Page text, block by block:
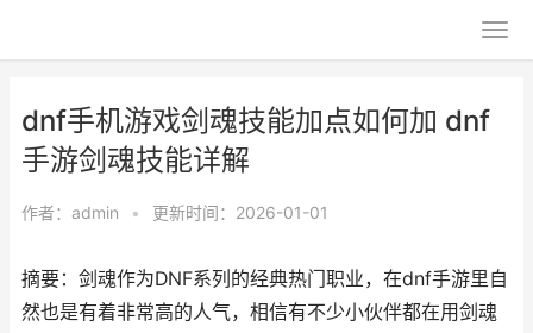
dnf手机游戏剑魂技能加点如何加 dnf
手游剑魂技能详解
作者： admin • 更新时间：2026-01-01
摘要：​剑魂作为DNF系列的经典热门职业，在dnf手游里自
然也是有着非常高的人气，相信有不少小伙伴都在用剑魂